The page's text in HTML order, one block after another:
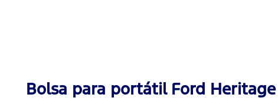
Bolsa para portátil Ford Heritage